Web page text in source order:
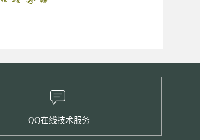
QQ在线技术服务